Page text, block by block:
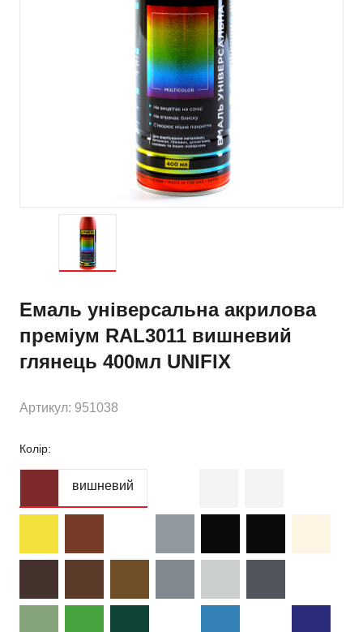
Емаль універсальна акрилова
преміум RAL3011 вишневий
глянець 400мл UNIFIX
Артикул: 951038
Колір:
вишневий